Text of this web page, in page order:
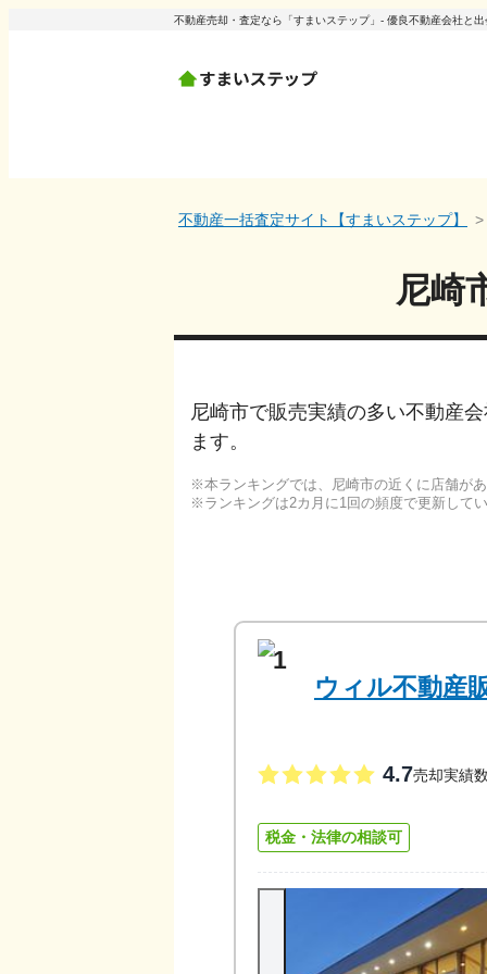
不動産売却・査定なら「すまいステップ」- 優良不動産会社と
不動産一括査定サイト【すまいステップ】
尼崎
尼崎市で販売実績の多い不動産
ます。
本ランキングでは、 尼崎市の近くに店舗が
ランキングは2カ月に1回の頻度で更新して
1
ウィル不動産
4.7売却実績
税金・法律の相談可